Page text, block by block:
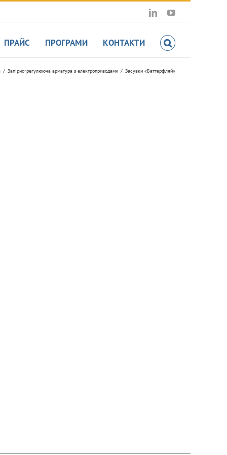
LinkedInYouTube
ПРАЙС ПРОГРАМИ КОНТАКТИ
Запірно-регулююча арматура з електроприводами Засувки «Баттерфляй»